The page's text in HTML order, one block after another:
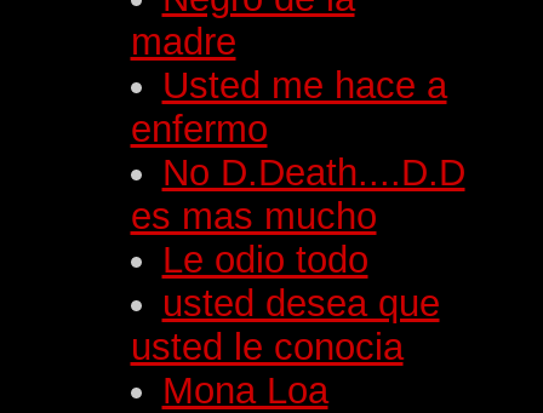
madre
Usted me hace a
enfermo
No D.Death....D.D
es mas mucho
Le odio todo
usted desea que
usted le conocia
Mona Loa